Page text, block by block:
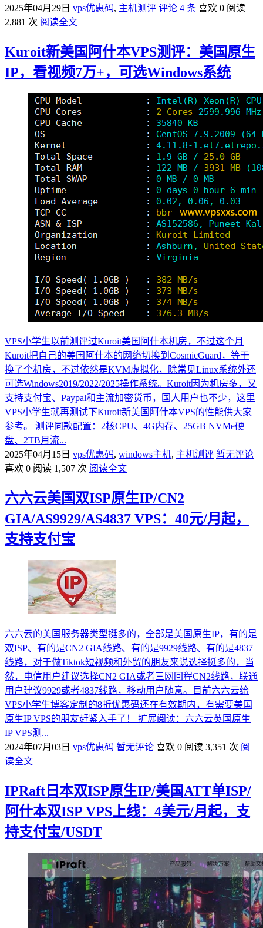
2025年04月29日 vps优惠码, 主机测评 评论 4 条 喜欢 0 阅读
2,881 次 阅读全文
Kuroit新美国阿什本VPS测评：美国原生
IP，看视频7万+，可选Windows系统
VPS小学生以前测评过Kuroit美国阿什本机房，不过这个月
Kuroit把自己的美国阿什本的网络切换到CosmicGuard，等于
换了个机房，不过依然是KVM虚拟化，除常见Linux系统外还
可选Windows2019/2022/2025操作系统。Kuroit因为机房多，又
支持支付宝、Paypal和主流加密货币，国人用户也不少，这里
VPS小学生就再测试下Kuroit新美国阿什本VPS的性能供大家
参考。 测评同款配置：2核CPU、4G内存、25GB NVMe硬
盘、2TB月流...
2025年04月15日 vps优惠码, windows主机, 主机测评 暂无评论
喜欢 0 阅读 1,507 次 阅读全文
六六云美国双ISP原生IP/CN2
GIA/AS9929/AS4837 VPS：40元/月起，
支持支付宝
六六云的美国服务器类型挺多的，全部是美国原生IP，有的是
双ISP、有的是CN2 GIA线路、有的是9929线路、有的是4837
线路，对于做Tiktok短视频和外贸的朋友来说选择挺多的，当
然，电信用户建议选择CN2 GIA或者三网回程CN2线路，联通
用户建议9929或者4837线路，移动用户随意。目前六六云给
VPS小学生博客定制的8折优惠码还在有效期内，有需要美国
原生IP VPS的朋友赶紧入手了！ 扩展阅读：六六云英国原生
IP VPS测...
2024年07月03日 vps优惠码 暂无评论 喜欢 0 阅读 3,351 次 阅
读全文
IPRaft日本双ISP原生IP/美国ATT单ISP/
阿什本双ISP VPS上线：4美元/月起，支
持支付宝/USDT